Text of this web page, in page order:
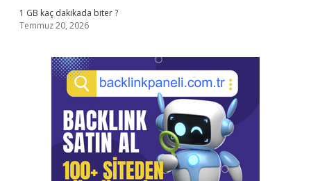
1 GB kaç dakikada biter ?
Temmuz 20, 2026